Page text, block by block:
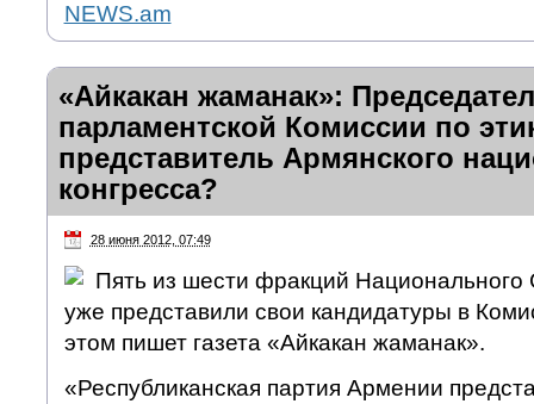
NEWS.am
«Айкакан жаманак»:
парламентской Комиссии по
представитель Армянского
конгресса?
28 июня 2012, 07:49
Пять из шести фракций
уже представили свои кандидатуры в
этом пишет газета «Айкакан жаманак».
«Республиканская партия Армении